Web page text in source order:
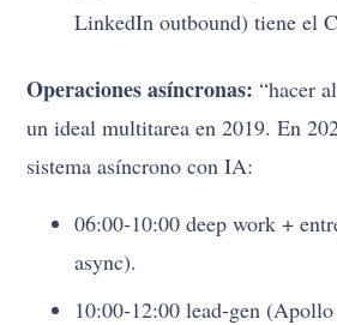
LinkedIn outbound) tiene el
Operaciones asíncronas: “hacer
un ideal multitarea en 2019. En
sistema asíncrono con IA:
06:00-10:00 deep work +
async).
10:00-12:00 lead-gen